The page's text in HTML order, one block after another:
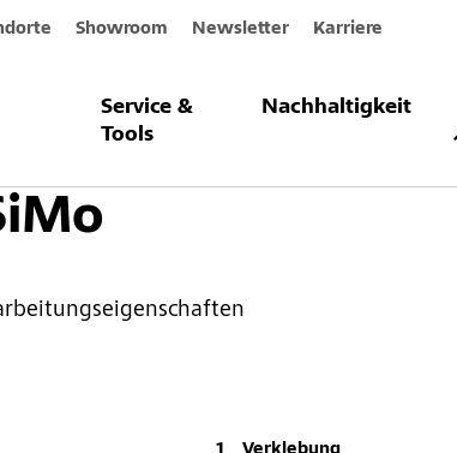
Showroom Newsletter Karriere
Service &
Tools
Nachhaltigkeit
Deckendämmsysteme StoTherm In SiMo
Verklebung